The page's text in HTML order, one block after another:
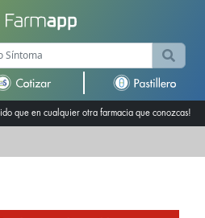
que en cualquier otra farmacia que conozcas!